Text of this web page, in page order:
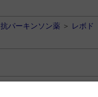
抗パーキンソン薬 ＞ レボド